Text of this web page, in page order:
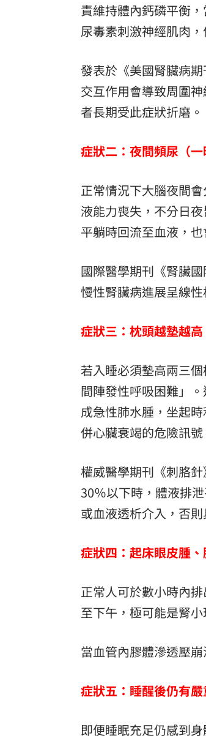
責維持體內鈣磷平衡
尿毒素刺激神經肌肉
發表於《美國腎臟病
交互作用會導致周圍
者長期受此症狀折磨。
症狀二：夜間頻尿（一
正常情況下大腦夜間
液能力喪失，不分日
平躺時回流至血液，
國際醫學期刊《腎臟
慢性腎臟病進展呈線
症狀三：枕頭越墊越高
若入睡必須墊高兩三
間陣發性呼吸困難」
成急性肺水腫，坐起
併心臟衰竭的危險訊號
權威醫學期刊《刺胳
30％以下時，體液排
或血液透析介入，否則
症狀四：起床眼皮腫
正常人可於數小時內
至下午，極可能是腎
當血管內膠體滲透壓
症狀五：睡醒後仍有嚴
即便睡眠充足仍感到